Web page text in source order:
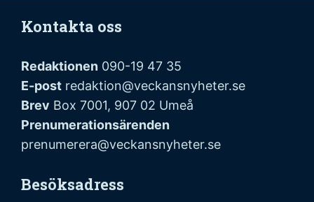
Kontakta oss
Redaktionen 090-19 47 35
E-post redaktion@veckansnyheter.se
Brev Box 7001, 907 02 Umeå
Prenumerationsärenden
prenumerera@veckansnyheter.se
Besöksadress